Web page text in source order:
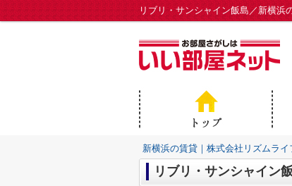
リブリ・サンシャイン飯島／新横
新横浜の賃貸｜株式会社リズムラ
リブリ・サンシャイン